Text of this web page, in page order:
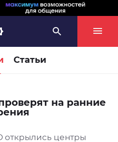
Статьи
на ранние
открылись центры